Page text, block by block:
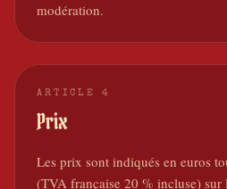
modération.
ARTICLE 4
Prix
Les prix sont indiqués en euros
(TVA française 20 % incluse) sur